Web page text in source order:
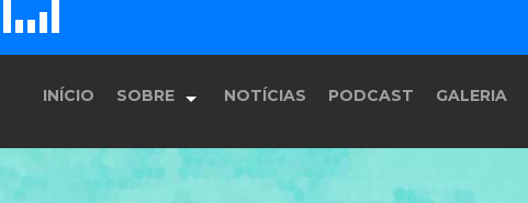
E F G
INÍCIO SOBRE
História
NOTÍCIAS PODCAST GALERIA